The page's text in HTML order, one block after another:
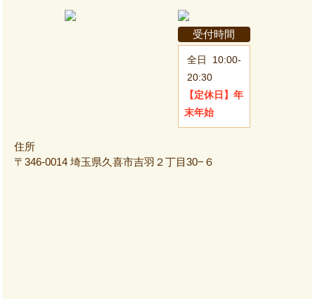
受付時間
全日
10:00-
20:30
【定休日】 年
末年始
住所
〒346-0014 埼玉県久喜市吉羽２丁目30−６